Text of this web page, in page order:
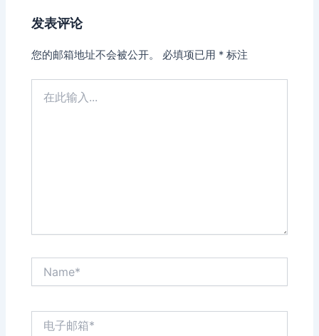
发表评论
您的邮箱地址不会被公开。 必填项已用 * 标注